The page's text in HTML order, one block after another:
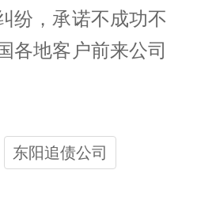
纷，承诺不成功不
各地客户前来公司
东阳追债公司